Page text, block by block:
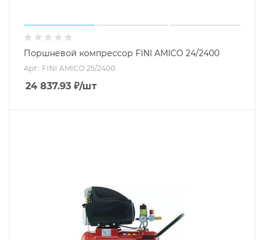
Поршневой компрессор FINI AMICO 24/2400
Арт.: FINI AMICO 25/2400
24 837.93 ₽/шт